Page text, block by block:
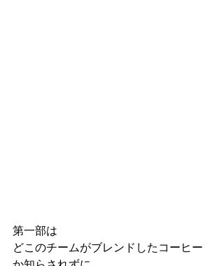
第一部は
どこのチームがブレンドしたコーヒー